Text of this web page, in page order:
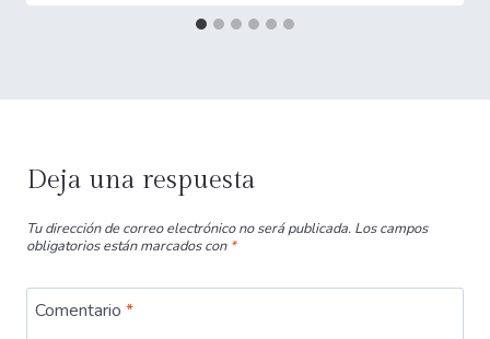
Deja una respuesta
Tu dirección de correo electrónico no será publicada. Los campos
obligatorios están marcados con *
Comentario *